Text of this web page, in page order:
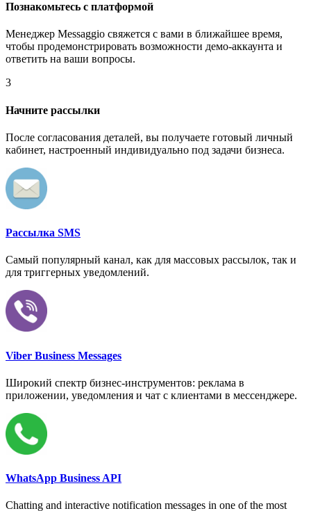
Познакомьтесь с платформой
Менеджер Messaggio свяжется с вами в ближайшее время,
чтобы продемонстрировать возможности демо-аккаунта и
ответить на ваши вопросы.
3
Начните рассылки
После согласования деталей, вы получаете готовый личный
кабинет, настроенный индивидуально под задачи бизнеса.
Рассылка SMS
Самый популярный канал, как для массовых рассылок, так и
для триггерных уведомлений.
Viber Business Messages
Широкий спектр бизнес-инструментов: реклама в
приложении, уведомления и чат с клиентами в мессенджере.
WhatsApp Business API
Chatting and interactive notification messages in one of the most